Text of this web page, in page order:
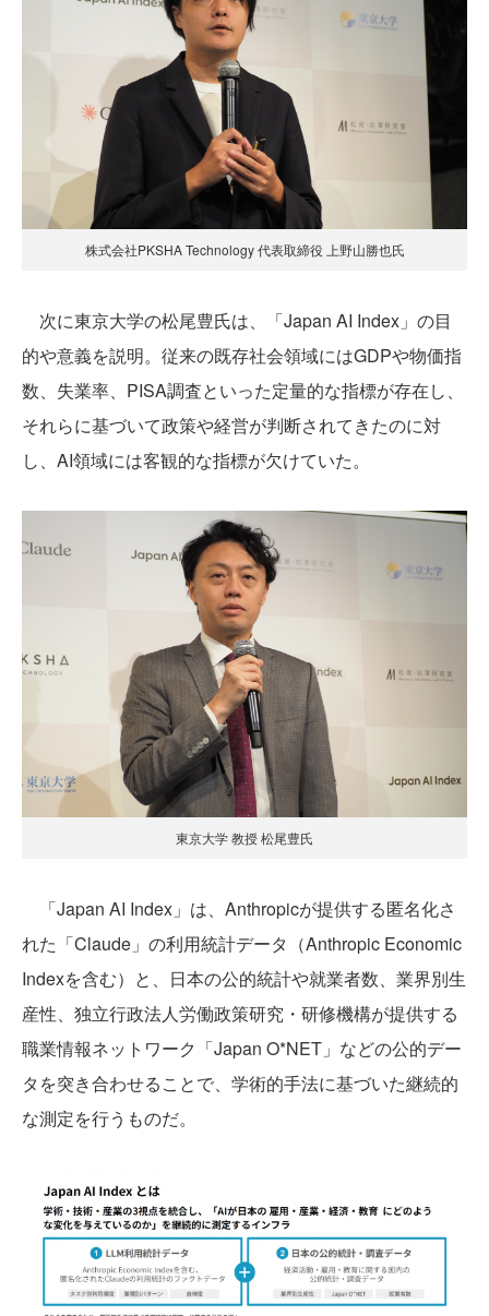
株式会社PKSHA Technology 代表取締役 上野山勝也氏
次に東京大学の松尾豊氏は、「Japan AI Index」の目
的や意義を説明。従来の既存社会領域にはGDPや物価指
数、失業率、PISA調査といった定量的な指標が存在し、
それらに基づいて政策や経営が判断されてきたのに対
し、AI領域には客観的な指標が欠けていた。
東京大学 教授 松尾豊氏
「Japan AI Index」は、Anthropicが提供する匿名化さ
れた「Claude」の利用統計データ（Anthropic Economic
Indexを含む）と、日本の公的統計や就業者数、業界別生
産性、独立行政法人労働政策研究・研修機構が提供する
職業情報ネットワーク「Japan O*NET」などの公的デー
タを突き合わせることで、学術的手法に基づいた継続的
な測定を行うものだ。